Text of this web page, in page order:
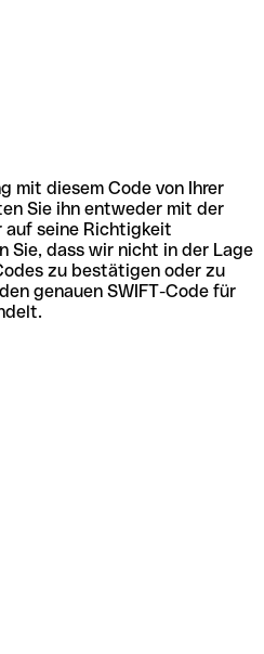
mit diesem Code von Ihrer
Sie ihn entweder mit der
auf seine Richtigkeit
Sie, dass wir nicht in der Lage
zu bestätigen oder zu
genauen SWIFT-Code für